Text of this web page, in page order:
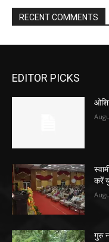
RECENT COMMENTS
EDITOR PICKS
करें
गुरु